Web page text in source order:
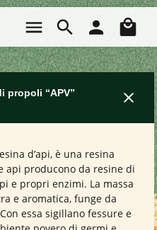
Il
propoli “APV”
d’api, è una resina
api producono da resine di
e propri enzimi. La massa
e aromatica, funge da
Con essa sigillano fessure e